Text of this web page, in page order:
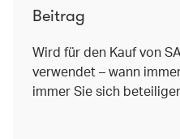
Beitrag
Wird für den Kauf von
verwendet – wann
immer Sie sich